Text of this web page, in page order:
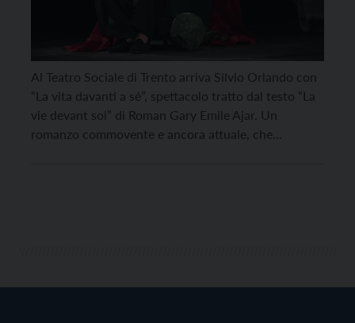
Al Teatro Sociale di Trento arriva Silvio Orlando con
“La vita davanti a sé”, spettacolo tratto dal testo “La
vie devant soi” di Roman Gary Emile Ajar. Un
romanzo commovente e ancora attuale, che